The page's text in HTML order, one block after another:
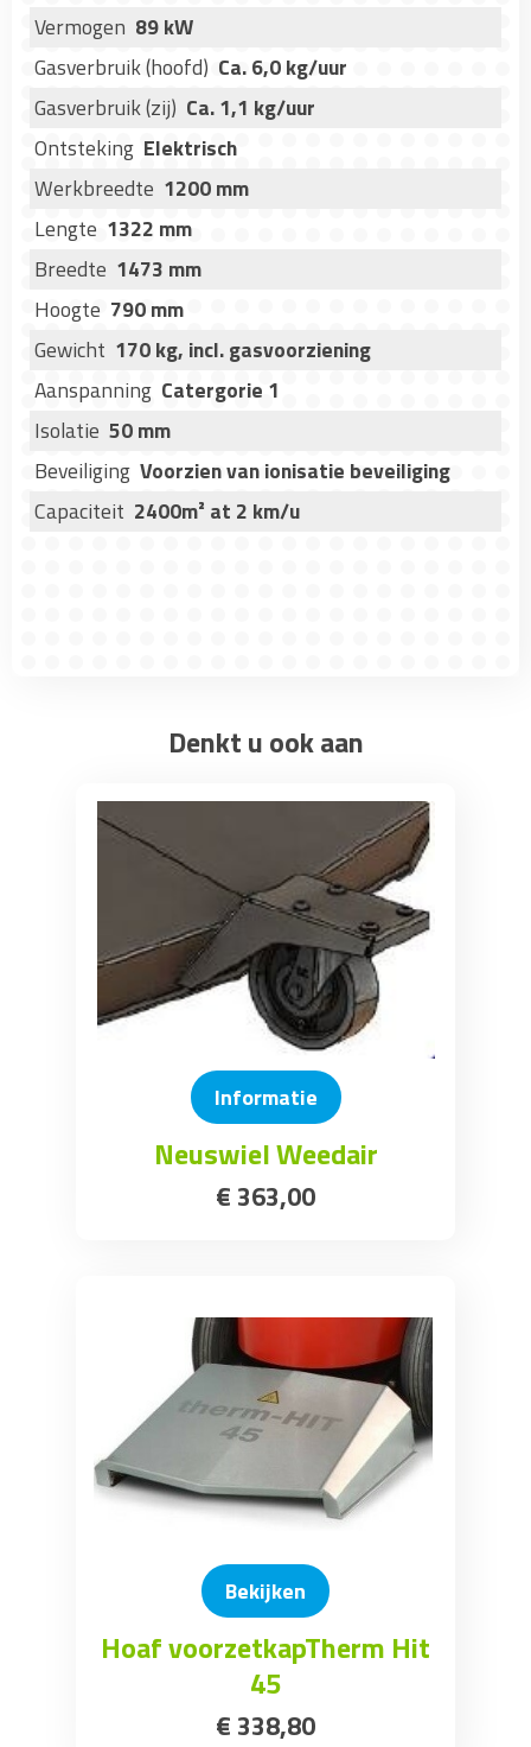
Vermogen 89 kW
Gasverbruik (hoofd) Ca. 6,0 kg/uur
Gasverbruik (zij) Ca. 1,1 kg/uur
Ontsteking Elektrisch
Werkbreedte 1200 mm
Lengte 1322 mm
Breedte 1473 mm
Hoogte 790 mm
Gewicht 170 kg, incl. gasvoorziening
Aanspanning Catergorie 1
Isolatie 50 mm
Beveiliging Voorzien van ionisatie beveiliging
Capaciteit 2400m² at 2 km/u
Denkt u ook aan
Informatie
Neuswiel Weedair
€ 363,00
Bekijken
Hoaf voorzetkapTherm Hit
45
€ 338,80